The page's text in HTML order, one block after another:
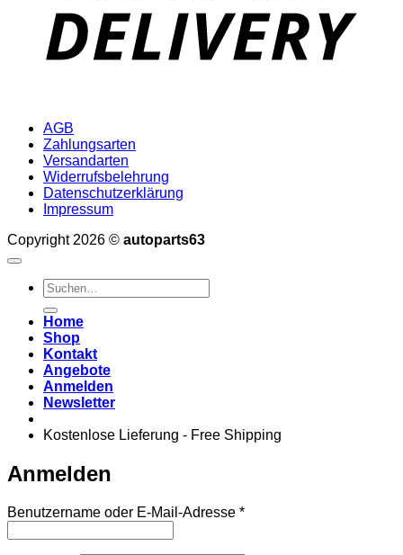
AGB
Zahlungsarten
Versandarten
Widerrufsbelehrung
Datenschutzerklärung
Impressum
Copyright 2026 © autoparts63
Suchen
nach:
Home
Shop
Kontakt
Angebote
Anmelden
Newsletter
Kostenlose Lieferung - Free Shipping
Anmelden
Benutzername oder E-Mail-Adresse *Erforderlich